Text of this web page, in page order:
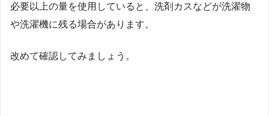
必要以上の量を使用していると、洗剤カスなどが洗濯物
や洗濯機に残る場合があります。
改めて確認してみましょう。